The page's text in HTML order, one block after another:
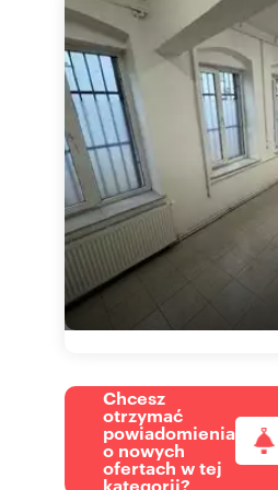
Chcesz
otrzymać
powiadomienia
o nowych
ofertach w tej
kategorii?